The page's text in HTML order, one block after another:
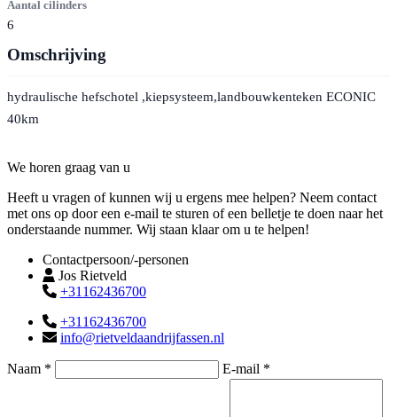
Aantal cilinders
6
Omschrijving
hydraulische hefschotel ,kiepsysteem,landbouwkenteken ECONIC
40km
We horen graag van u
Heeft u vragen of kunnen wij u ergens mee helpen? Neem contact
met ons op door een e-mail te sturen of een belletje te doen naar het
onderstaande nummer. Wij staan klaar om u te helpen!
Contactpersoon/-personen
Jos Rietveld
+31162436700
+31162436700
info@rietveldaandrijfassen.nl
Naam * E-mail *